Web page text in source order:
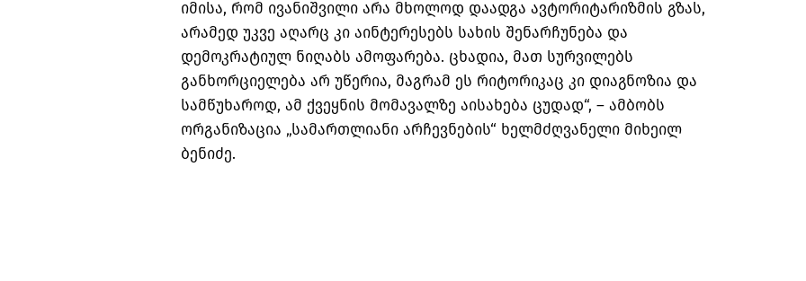
იმისა, რომ ივანიშვილი არა მხოლოდ დაადგა ავტორიტარიზმის გზას,
არამედ უკვე აღარც კი აინტერესებს სახის შენარჩუნება და
დემოკრატიულ ნიღაბს ამოფარება. ცხადია, მათ სურვილებს
განხორციელება არ უწერია, მაგრამ ეს რიტორიკაც კი დიაგნოზია და
სამწუხაროდ, ამ ქვეყნის მომავალზე აისახება ცუდად“, – ამბობს
ორგანიზაცია „სამართლიანი არჩევნების“ ხელმძღვანელი მიხეილ
ბენიძე.